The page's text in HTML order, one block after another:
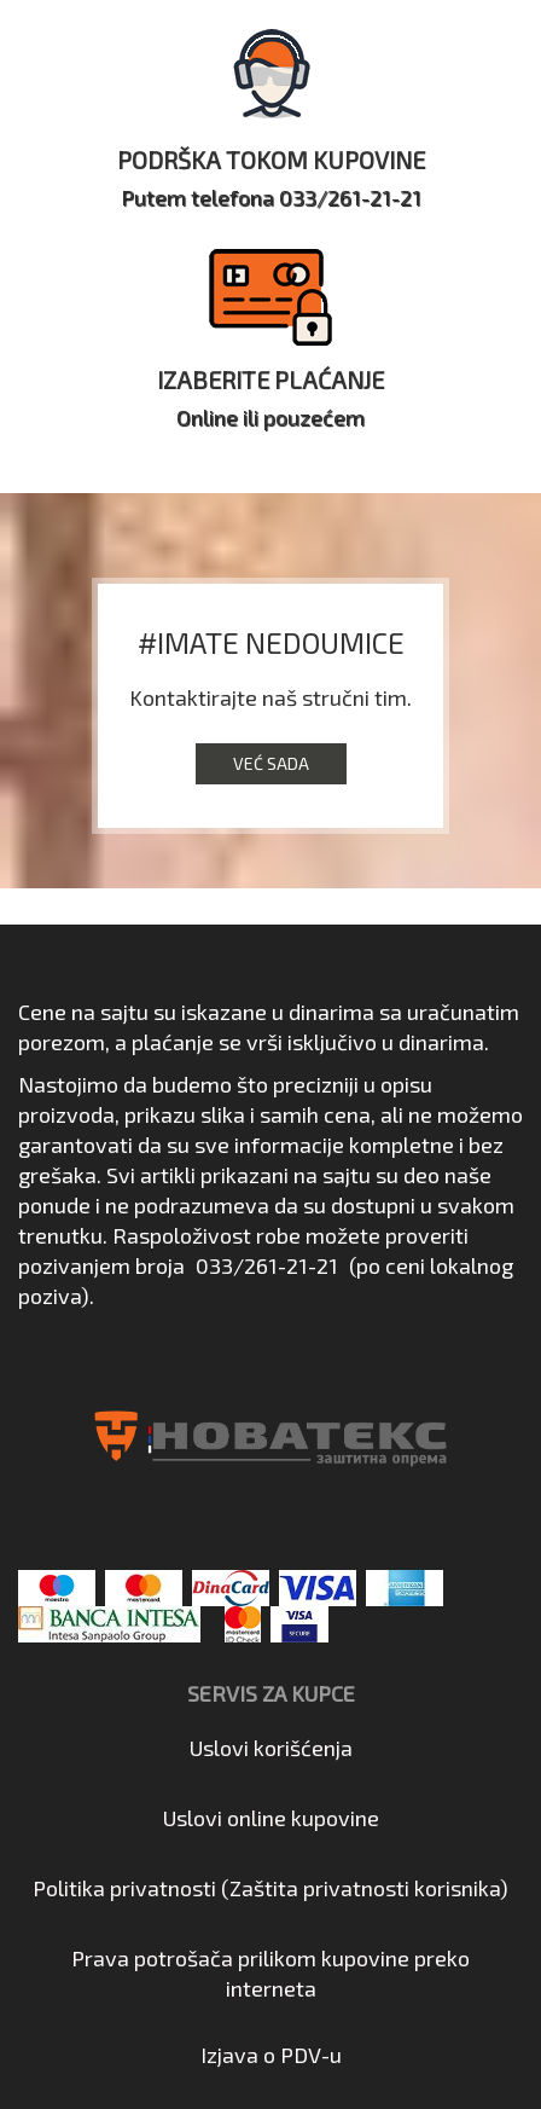
PODRŠKA TOKOM KUPOVINE
Putem telefona 033/261-21-21
IZABERITE PLAĆANJE
Online ili pouzećem
#IMATE NEDOUMICE
Kontaktirajte naš stručni tim.
VEĆ SADA
Cene na sajtu su iskazane u dinarima sa uračunatim
porezom, a plaćanje se vrši isključivo u dinarima.
Nastojimo da budemo što precizniji u opisu
proizvoda, prikazu slika i samih cena, ali ne možemo
garantovati da su sve informacije kompletne i bez
grešaka. Svi artikli prikazani na sajtu su deo naše
ponude i ne podrazumeva da su dostupni u svakom
trenutku. Raspoloživost robe možete proveriti
pozivanjem broja 033/261-21-21 (po ceni lokalnog
poziva).
SERVIS ZA KUPCE
Uslovi korišćenja
Uslovi online kupovine
Politika privatnosti (Zaštita privatnosti korisnika)
Prava potrošača prilikom kupovine preko
interneta
Izjava o PDV-u